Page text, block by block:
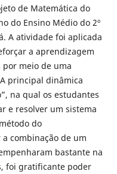
de Matemática do
do Ensino Médio do 2º
A atividade foi aplicada
a aprendizagem
meio de uma
principal dinâmica
na qual os estudantes
e resolver um sistema
do
combinação de um
bastante na
foi gratificante poder